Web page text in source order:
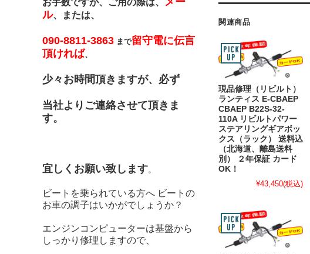
関連商品
現品修理（リビルト）
ランティス E-CBAEP
CBAEP B22S-32-
110A リビルトパワー
ステアリングギアボッ
クス（ラック） 送料込
（北海道、離島送料
別） ２年保証 カード
OK！
¥43,450(税込)
お手数ですが、ご用の際は、
ル、または、
090-8811-3863 まで留守電に伝言
頂ければ、
少々お時間頂きますが、必ず
当社よりご連絡させて頂きま
す。
宜しくお願い致します。
ビートを乗られている方へ ビートの
お車の調子はいかがでしょうか？
エンジンコンピューターは基盤から
しっかり修理しますので、